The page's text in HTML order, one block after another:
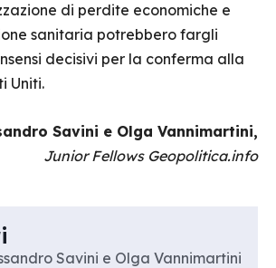
di perdite economiche e
sanitaria potrebbero fargli
decisivi per la conferma alla
Uniti.
Savini e Olga Vannimartini,
Junior Fellows Geopolitica.info
Savini e Olga Vannimartini